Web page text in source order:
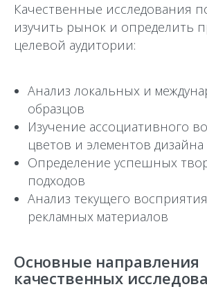
Качественные исследования
изучить рынок и определить
целевой аудитории:
Анализ локальных и
образцов
Изучение ассоциативного
цветов и элементов дизайна
Определение успешных
подходов
Анализ текущего
рекламных материалов
Основные направления
качественных